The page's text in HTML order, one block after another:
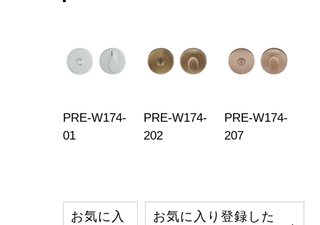
PRE-W174-
01
PRE-W174-
202
PRE-W174-
207
お気に入
お気に入り登録した